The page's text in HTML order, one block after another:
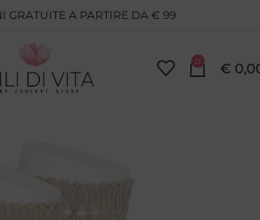
GRATUITE A PARTIRE DA € 99
0 €